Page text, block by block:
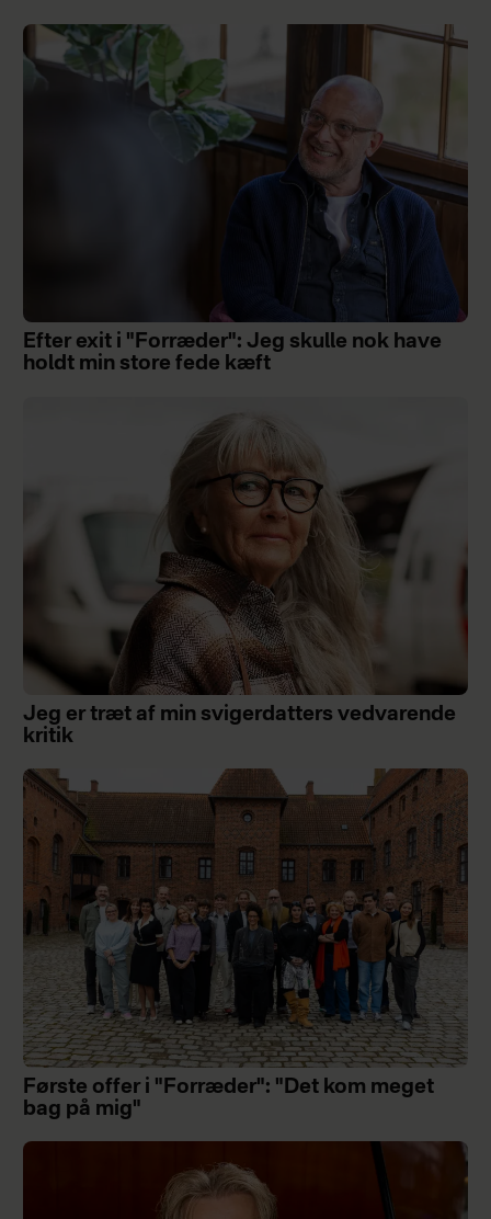
Efter exit i "Forræder": Jeg skulle nok have
holdt min store fede kæft
Jeg er træt af min svigerdatters vedvarende
kritik
Første offer i "Forræder": "Det kom meget
bag på mig"